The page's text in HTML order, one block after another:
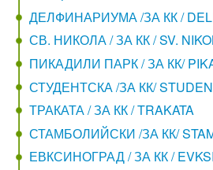
ДЕЛФИНАРИУМА /ЗА КК /
СВ. НИКОЛА / ЗА КК / SV.
ПИКАДИЛИ ПАРК / ЗА КК/
СТУДЕНТСКА /ЗА КК/
ТРАКАТА / ЗА КК / TRAKATA
СТАМБОЛИЙСКИ /ЗА КК/
ЕВКСИНОГРАД / ЗА КК /